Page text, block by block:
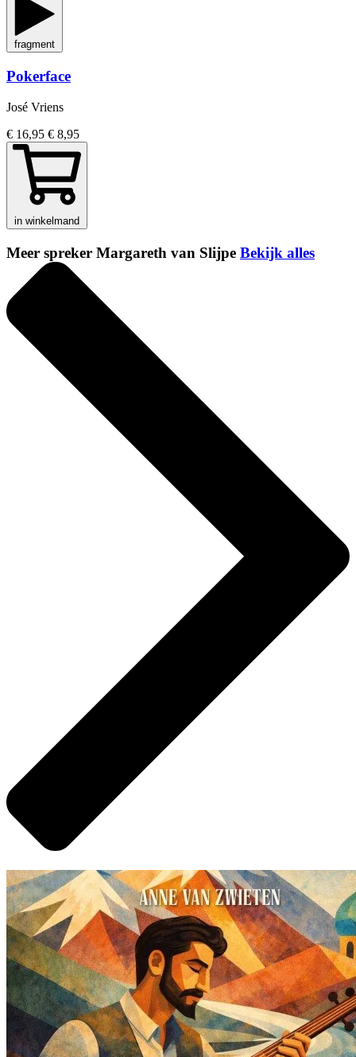
fragment
Pokerface
José Vriens
€ 16,95 € 8,95
in winkelmand
Meer spreker Margareth van Slijpe Bekijk alles